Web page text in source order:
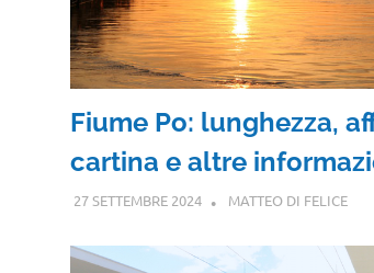
Fiume Po: lunghezza,
cartina e altre
27 SETTEMBRE 2024 MATTEO DI FELICE